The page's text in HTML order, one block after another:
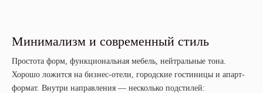
Минимализм и современный стиль
Простота форм, функциональная мебель, нейтральные тона.
Хорошо ложится на бизнес-отели, городские гостиницы и апарт-
формат. Внутри направления — несколько подстилей: